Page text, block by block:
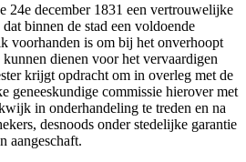
24e december 1831 een vertrouwelijke
binnen de stad een voldoende
voorhanden is om bij het onverhoopt
dienen voor het vervaardigen
krijgt opdracht om in overleg met de
geneeskundige commissie hierover met
in onderhandeling te treden en na
desnoods onder stedelijke garantie
aangeschaft.